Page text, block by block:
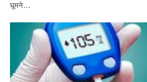
घूमने…